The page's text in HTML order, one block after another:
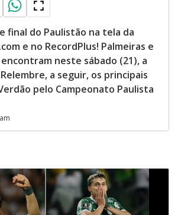
final do Paulistão na tela da
e no RecordPlus! Palmeiras e
neste sábado (21), a
a seguir, os principais
pelo Campeonato Paulista